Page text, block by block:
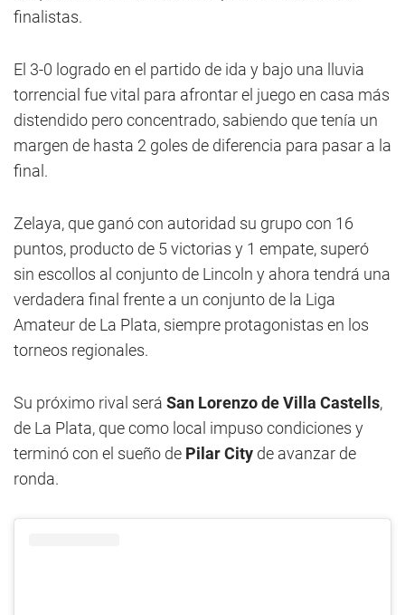
finalistas.
El 3-0 logrado en el partido de ida y bajo una lluvia
torrencial fue vital para afrontar el juego en casa más
distendido pero concentrado, sabiendo que tenía un
margen de hasta 2 goles de diferencia para pasar a la
final.
Zelaya, que ganó con autoridad su grupo con 16
puntos, producto de 5 victorias y 1 empate, superó
sin escollos al conjunto de Lincoln y ahora tendrá una
verdadera final frente a un conjunto de la Liga
Amateur de La Plata, siempre protagonistas en los
torneos regionales.
Su próximo rival será San Lorenzo de Villa Castells,
de La Plata, que como local impuso condiciones y
terminó con el sueño de Pilar City de avanzar de
ronda.